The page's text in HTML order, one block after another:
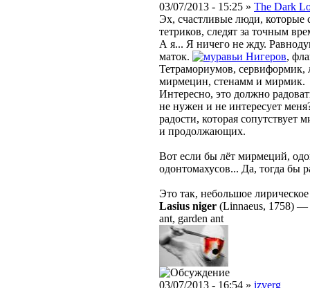
03/07/2013 - 15:25 » The Dark
Эх, счастливые люди, которые
тетриков, следят за точным
А я... Я ничего не жду.
маток.
Нигеров,
Тетрамориумов, сервиформик,
мирмецин, стенамм и мирмик.
Интересно, это должно
не нужен и не интересует
радости, которая
и продолжающих.
Вот если бы лёт мирмеций,
одонтомахусов... Да, тогда бы
Это так, небольшое
Lasius niger (Linnaeus, 1758) —
ant, garden ant
03/07/2013 - 16:54 » izverg